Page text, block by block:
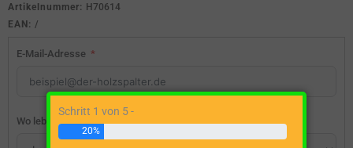
Artikelnummer: H70614
EAN: /
E-Mail-Adresse
Wo lebst du?
Schritt 1 von 5 -
20%